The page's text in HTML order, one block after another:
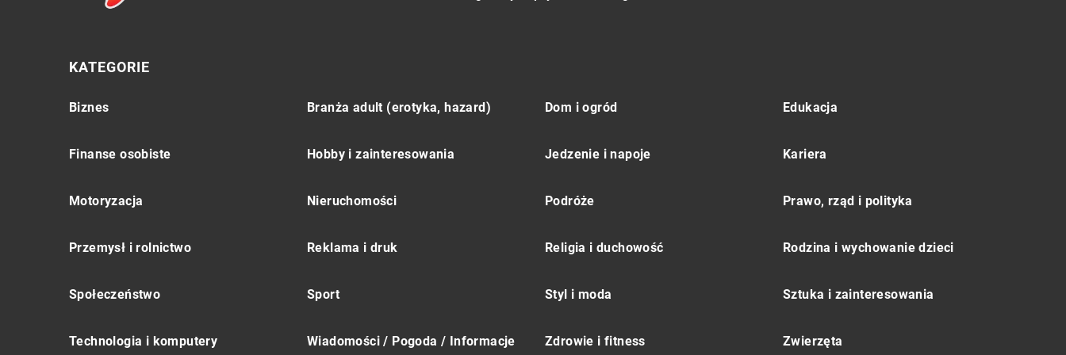
KATEGORIE
Biznes Branża adult (erotyka, hazard) Dom i ogród Edukacja
Finanse osobiste Hobby i zainteresowania Jedzenie i napoje Kariera
Motoryzacja Nieruchomości Podróże Prawo, rząd i polityka
Przemysł i rolnictwo Reklama i druk Religia i duchowość Rodzina i wychowanie dzieci
Społeczeństwo Sport Styl i moda Sztuka i zainteresowania
Technologia i komputery Wiadomości / Pogoda / Informacje Zdrowie i fitness Zwierzęta